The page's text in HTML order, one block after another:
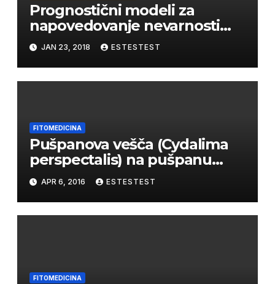
Prognostični modeli za
napovedovanje nevarnosti
okužb z oidijem vinske trte
(Uncinula necator)
JAN 23, 2018 ESTESTEST
FITOMEDICINA
Pušpanova vešča (Cydalima
perspectalis) na pušpanu
(Buxus sp.)
APR 6, 2016 ESTESTEST
FITOMEDICINA